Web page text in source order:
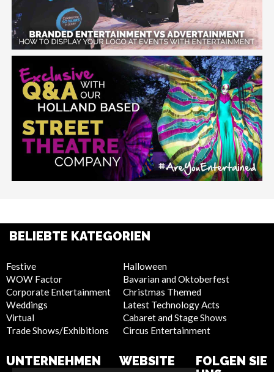
BELIEBTE KATEGORIEN
Festive
WOW Factor
Corporate Entertainment
Weddings
Virtual
Trade Shows/Exhibitions
Halloween
Bavarian and Oktoberfest
Christmas Themed
Latest Technology Acts
Cabaret and Stage Shows
Circus Entertainment
UNTERNEHMEN WEBSITE
FOLGEN SIE